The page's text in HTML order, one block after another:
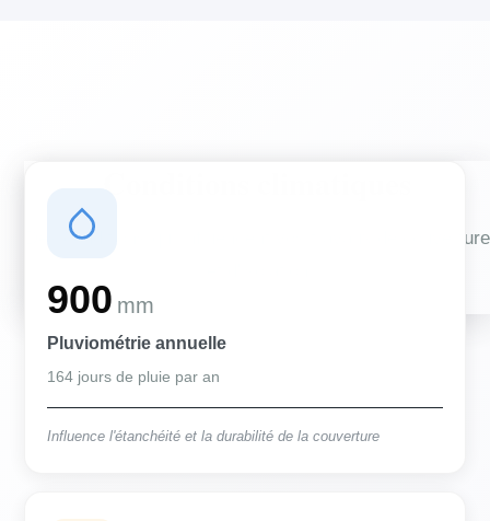
Des conditions qui influencent vos travaux de couverture
900 mm
Pluviométrie annuelle
164 jours de pluie par an
Influence l'étanchéité et la durabilité de la couverture